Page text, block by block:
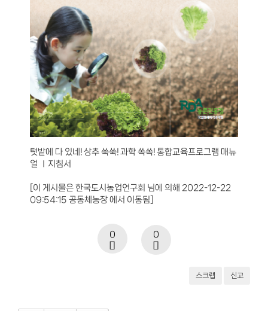
텃밭에 다 있네! 상추 쑥쑥! 과학 쏙쏙! 통합교육프로그램 매뉴
얼 Ⅰ지침서
[이 게시물은 한국도시농업연구회 님에 의해 2022-12-22
09:54:15 공동체농장 에서 이동됨]
0 0
스크랩 신고